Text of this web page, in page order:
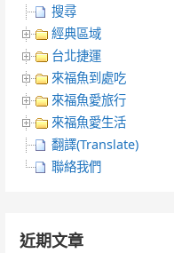
搜尋
經典區域
台北捷運
來福魚到處吃
來福魚愛旅行
來福魚愛生活
翻譯(Translate)
聯絡我們
近期文章